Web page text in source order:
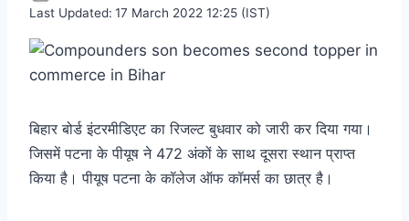
Last Updated: 17 March 2022 12:25 (IST)
बिहार बोर्ड इंटरमीडिएट का रिजल्ट बुधवार को जारी कर दिया गया।
जिसमें पटना के पीयूष ने 472 अंकों के साथ दूसरा स्थान प्राप्त
किया है। पीयूष पटना के कॉलेज ऑफ कॉमर्स का छात्र है।